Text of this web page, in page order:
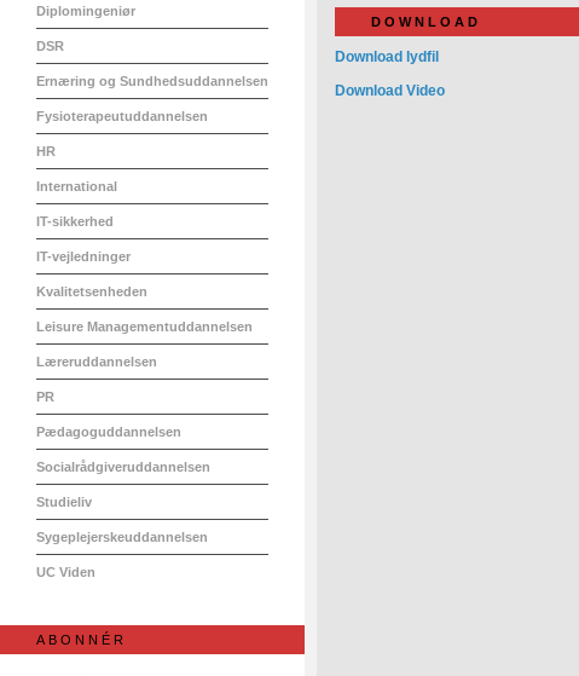
Diplomingeniør
DSR
Ernæring og Sundhedsuddannelsen
Fysioterapeutuddannelsen
HR
International
IT-sikkerhed
IT-vejledninger
Kvalitetsenheden
Leisure Managementuddannelsen
Læreruddannelsen
PR
Pædagoguddannelsen
Socialrådgiveruddannelsen
Studieliv
Sygeplejerskeuddannelsen
UC Viden
ABONNÉR
DOWNLOAD
Download lydfil
Download Video